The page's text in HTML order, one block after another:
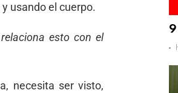
usando el cuerpo.
esto con el
necesita ser visto,